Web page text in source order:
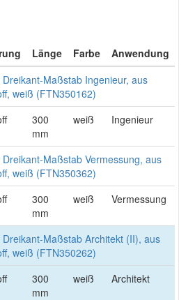
Länge Farbe
Anwendung
Dreikant-Maßstab Ingenieur, aus
weiß (FTN350162)
300
mm
weiß Ingenieur
Maßstab Vermessung, aus
weiß (FTN350362)
300
mm
weiß Vermessung
Dreikant-Maßstab Architekt (II), aus
weiß (FTN350262)
300
mm
weiß Architekt